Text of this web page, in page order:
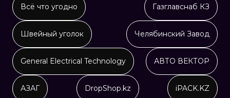
Всё что угодно Газглавснаб КЗ
Швейный уголок Челябинский Завод
General Electrical Technology АВТО ВЕКТОР
АЗАГ DropShop.kz iPACK.KZ